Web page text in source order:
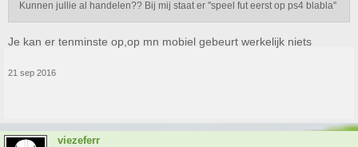
Kunnen jullie al handelen?? Bij mij staat er ''speel fut eerst op ps4 blabla''
Je kan er tenminste op,op mn mobiel gebeurt werkelijk niets
21 sep 2016
viezeferr